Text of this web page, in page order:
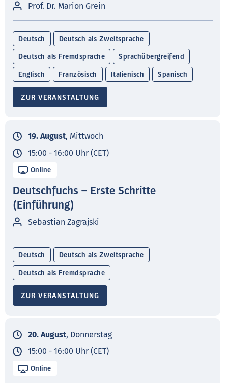
Prof. Dr. Marion Grein
Deutsch Deutsch als Zweitsprache
Deutsch als Fremdsprache Sprachübergreifend
Englisch Französisch Italienisch Spanisch
ZUR VERANSTALTUNG
19. August, Mittwoch
15:00 - 16:00 Uhr (CET)
Online
Deutschfuchs – Erste Schritte
(Einführung)
Sebastian Zagrajski
Deutsch Deutsch als Zweitsprache
Deutsch als Fremdsprache
ZUR VERANSTALTUNG
20. August, Donnerstag
15:00 - 16:00 Uhr (CET)
Online